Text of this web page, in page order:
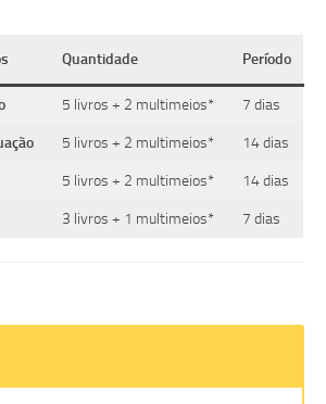
Quantidade Período
5 livros + 2 multimeios* 7 dias
5 livros + 2 multimeios* 14 dias
5 livros + 2 multimeios* 14 dias
3 livros + 1 multimeios* 7 dias